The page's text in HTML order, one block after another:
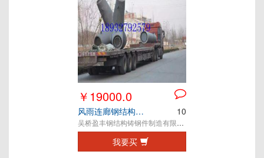
￥19000.0
风雨连廊钢结构铸钢节点 10
吴桥盈丰钢结构铸钢件制造有限公司
我要买